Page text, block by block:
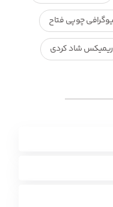
چوپی فتاح
ریمیکس شاد کردی